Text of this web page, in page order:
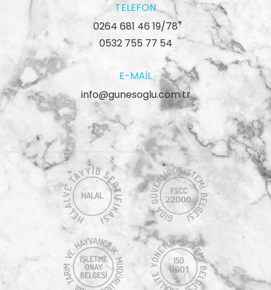
TELEFON
0264 681 46 19/78
0532 755 77 54
E-MAIL
info@gunesoglu.com.tr